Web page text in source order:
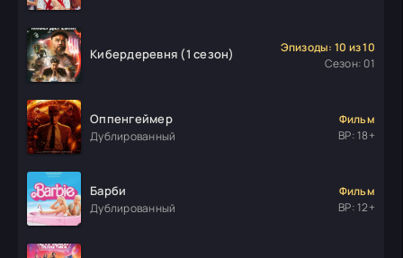
Кибердеревня (1 сезон)
Эпизоды: 10 из 10
Сезон: 01
Оппенгеймер
Дублированный
Фильм
ВР: 18+
Барби
Дублированный
Фильм
ВР: 12+